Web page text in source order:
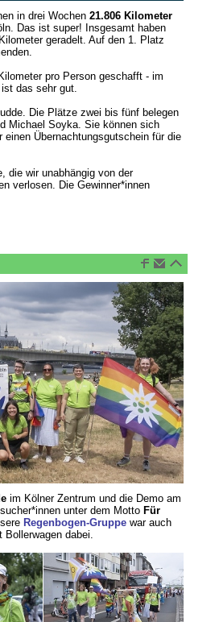
in drei Wochen 21.806 Kilometer
Das ist super! Insgesamt haben
geradelt. Auf den 1. Platz
pro Person geschafft - im
das sehr gut.
Die Plätze zwei bis fünf belegen
Michael Soyka. Sie können sich
Übernachtungsgutschein für die
die wir unabhängig von der
verlosen. Die Gewinner*innen
im Kölner Zentrum und die Demo am
unter dem Motto Für
Regenbogen-Gruppewar auch
Bollerwagen dabei.